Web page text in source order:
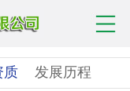
质 发展历程